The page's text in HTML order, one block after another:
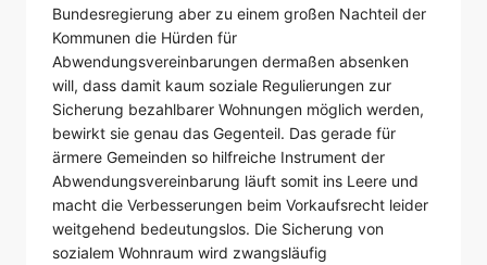
Bundesregierung aber zu einem großen Nachteil der
Kommunen die Hürden für
Abwendungsvereinbarungen dermaßen absenken
will, dass damit kaum soziale Regulierungen zur
Sicherung bezahlbarer Wohnungen möglich werden,
bewirkt sie genau das Gegenteil. Das gerade für
ärmere Gemeinden so hilfreiche Instrument der
Abwendungsvereinbarung läuft somit ins Leere und
macht die Verbesserungen beim Vorkaufsrecht leider
weitgehend bedeutungslos. Die Sicherung von
sozialem Wohnraum wird zwangsläufig